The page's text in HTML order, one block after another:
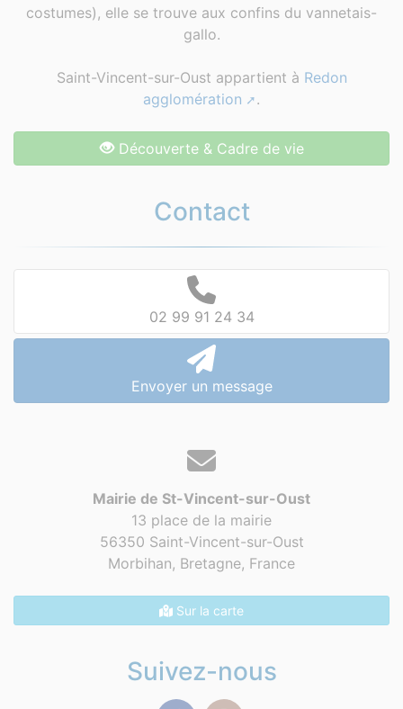
costumes), elle se trouve aux confins du vannetais-
gallo.
Saint-Vincent-sur-Oust appartient à Redon
agglomération
.
Découverte & Cadre de vie
Contact
02 99 91 24 34
Envoyer un message
Mairie de St-Vincent-sur-Oust
13 place de la mairie
56350 Saint-Vincent-sur-Oust
Morbihan, Bretagne, France
Sur la carte
Suivez-nous